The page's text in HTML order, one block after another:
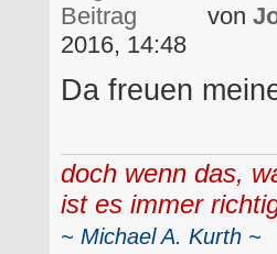
von
2016, 14:48
Da freuen
doch wenn das,
ist es immer
~ Michael A. Kurth ~